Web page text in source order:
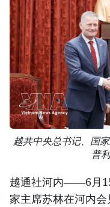
越共中央总书记、国
普
越通社河内——6月
家主席苏林在河内